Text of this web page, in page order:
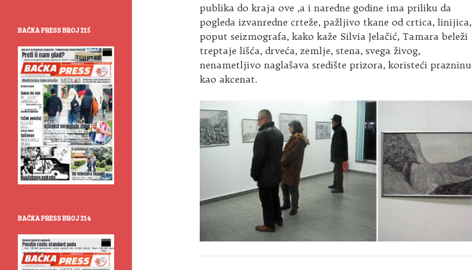
publika do kraja ove ,a i naredne godine ima priliku da
pogleda izvanredne crteže, pažljivo tkane od crtica, linijica,
poput seizmografa, kako kaže Silvia Jelačić, Tamara beleži
treptaje lišća, drveća, zemlje, stena, svega živog,
nenametljivo naglašava središte prizora, koristeći prazninu
kao akcenat.
BAČKA PRESS BROJ 215
BAČKA PRESS BROJ 214